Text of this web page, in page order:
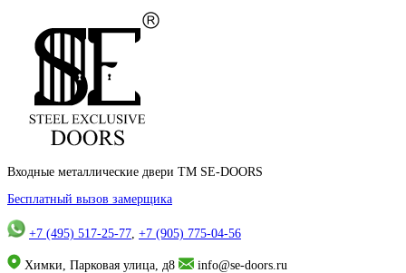
Входные металлические двери TM SE-DOORS
Бесплатный вызов замерщика
+7 (495) 517-25-77, +7 (905) 775-04-56
Химки, Парковая улица, д8 info@se-doors.ru